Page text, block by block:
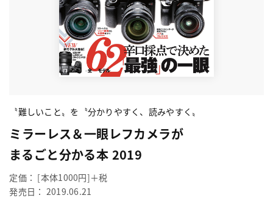
〝難しいこと〟を〝分かりやすく、読みやすく〟
ミラーレス＆一眼レフカメラが
まるごと分かる本 2019
定価： [本体1000円]＋税
発売日： 2019.06.21